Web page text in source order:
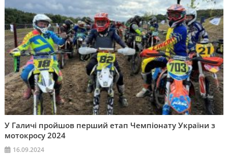
У Галичі пройшов перший етап Чемпіонату України з
мотокросу 2024
16.09.2024